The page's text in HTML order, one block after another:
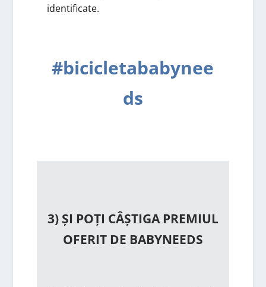
identificate.
#bicicletababynee
ds
3) ȘI POȚI CÂȘTIGA PREMIUL
OFERIT DE BABYNEEDS